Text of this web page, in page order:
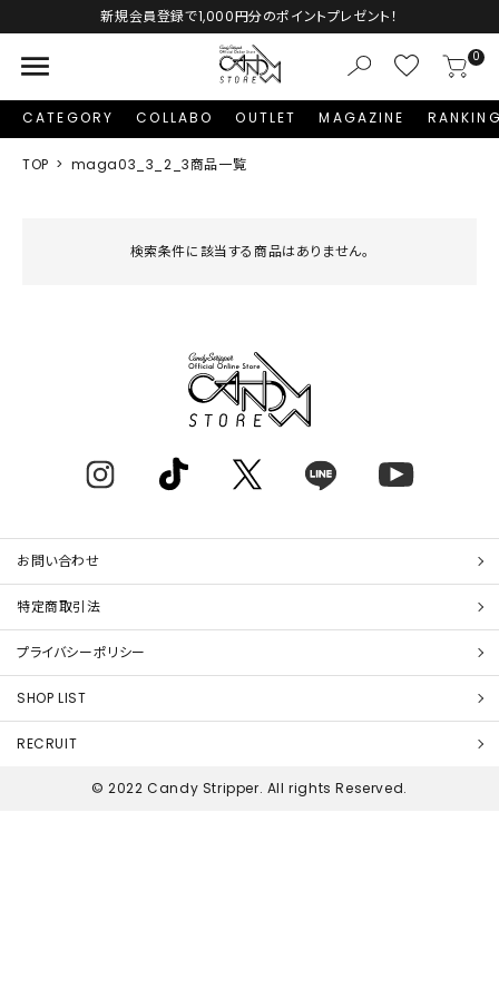
新規会員登録で1,000円分のポイントプレゼント！
menu 0
CATEGORY COLLABO OUTLET MAGAZINE
TOP maga03_3_2_3商品一覧
検索条件に該当する商品はありません。
お問い合わせ
特定商取引法
プライバシーポリシー
SHOP LIST
RECRUIT
© 2022 Candy Stripper. All rights Reserved.